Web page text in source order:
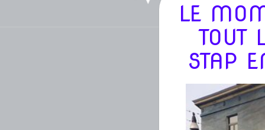
LE
TOUT
STAP